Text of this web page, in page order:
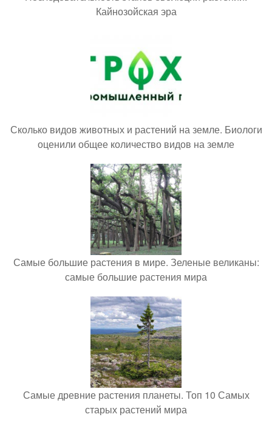
Кайнозойская эра
Сколько видов животных и растений на земле. Биологи
оценили общее количество видов на земле
Самые большие растения в мире. Зеленые великаны:
самые большие растения мира
Самые древние растения планеты. Топ 10 Самых
старых растений мира